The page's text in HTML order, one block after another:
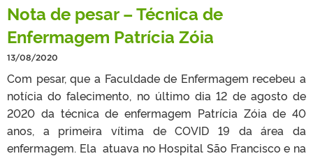
Nota de pesar – Técnica de
Enfermagem Patrícia Zóia
13/08/2020
Com pesar, que a Faculdade de Enfermagem recebeu a
notícia do falecimento, no último dia 12 de agosto de
2020 da técnica de enfermagem Patrícia Zóia de 40
anos, a primeira vítima de COVID 19 da área da
enfermagem. Ela atuava no Hospital São Francisco e na